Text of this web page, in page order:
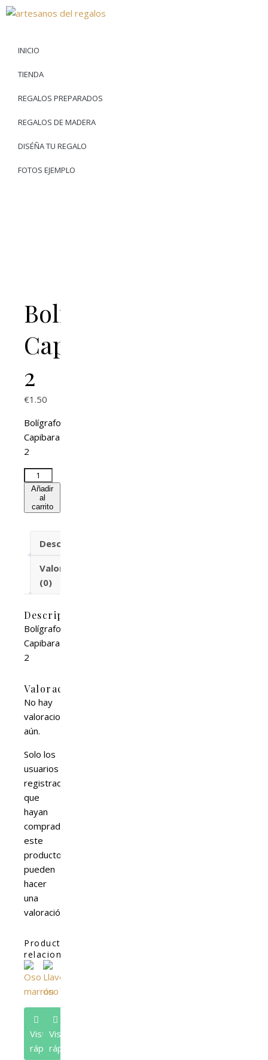
INICIO
TIENDA
REGALOS PREPARADOS
REGALOS DE MADERA
DISÉÑA TU REGALO
FOTOS EJEMPLO
Bolígrafo
Capibara
2
€1.50
Bolígrafo
Capibara
2
Añadir
al
carrito
Descripción
Valoraciones
(0)
Descripción
Bolígrafo
Capibara
2
Valoraciones
No hay
valoraciones
aún.
Solo los
usuarios
registrados
que
hayan
comprado
este
producto
pueden
hacer
una
valoración.
Productos
relacionados
Vista
rápida
Vista
rápida